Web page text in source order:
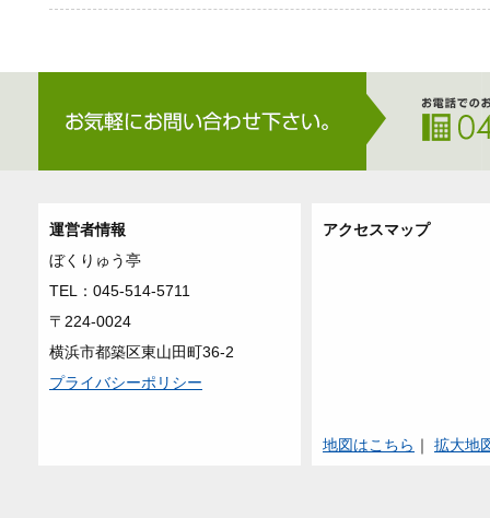
運営者情報
ぼくりゅう亭
TEL：045-514-5711
〒224-0024
横浜市都築区東山田町36-2
プライバシーポリシー
アクセスマップ
地図はこちら ｜ 拡大地